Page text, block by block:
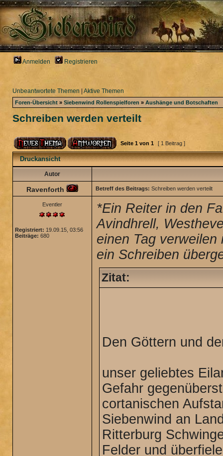
Anmelden Registrieren
Unbeantwortete Themen Aktive Themen
Foren-Übersicht » Siebenwind Rollenspielforen » Aushänge und Botschaften
Schreiben werden verteilt
Seite 1 von 1 [ 1 Beitrag ]
Druckansicht
Autor
Ravenforth Betreff des Beitrags: Schreiben werden verteilt
Eventler
Registriert: 19.09.15, 03:56
Beiträge: 680
*Ein Reiter in den
Avindhrell,
einen Tag
ein Schreiben
Zitat:
Den Göttern und
unser geliebtes
Gefahr
cortanischen
Siebenwind an
Ritterburg
Felder und